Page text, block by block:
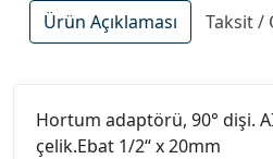
Ürün Açıklaması Taksit /
Hortum adaptörü, 90° dişi.
çelik.Ebat 1/2“ x 20mm